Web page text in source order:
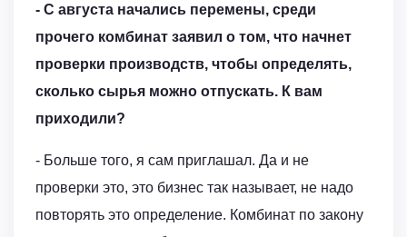
- С августа начались перемены, среди
прочего комбинат заявил о том, что начнет
проверки производств, чтобы определять,
сколько сырья можно отпускать. К вам
приходили?
- Больше того, я сам приглашал. Да и не
проверки это, это бизнес так называет, не надо
повторять это определение. Комбинат по закону